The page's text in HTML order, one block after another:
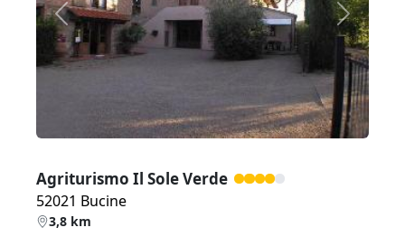
Zurück Weiter
Agriturismo Il Sole Verde
52021 Bucine
3,8 km